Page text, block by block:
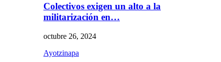
Colectivos exigen un alto a la
militarización en…
octubre 26, 2024
Ayotzinapa